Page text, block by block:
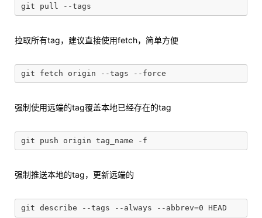
拉取所有tag，建议直接使用fetch，简单方便
强制使用远端的tag覆盖本地已经存在的tag
强制推送本地的tag，更新远端的